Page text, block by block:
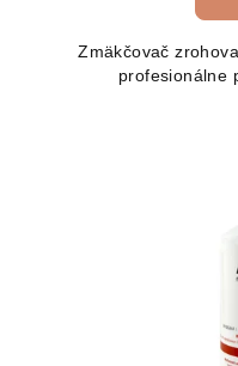
Zmäkčovač
profesionálne